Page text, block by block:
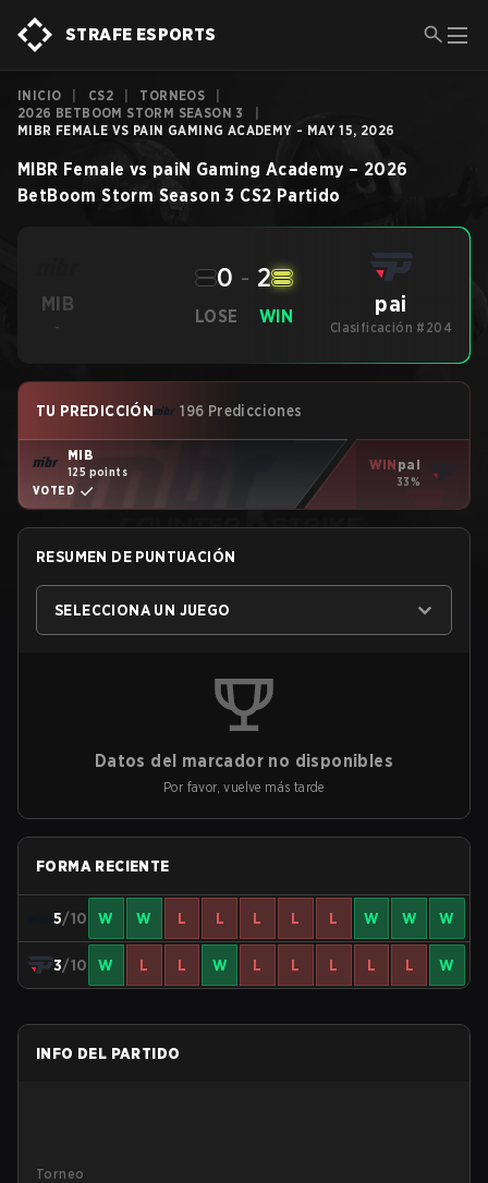
STRAFE ESPORTS
INICIO CS2 TORNEOS
2026 BETBOOM STORM SEASON 3
MIBR FEMALE VS PAIN GAMING ACADEMY - MAY 15, 2026
MIBR Female vs paiN Gaming Academy – 2026
BetBoom Storm Season 3 CS2 Partido
MIB
-
LOSE
0 - 2
WIN pai
Clasificación #204
TU PREDICCIÓN 196 Predicciones
MIB
125 points
VOTED
WIN pai
33%
RESUMEN DE PUNTUACIÓN
SELECCIONA UN JUEGO
Datos del marcador no disponibles
Por favor, vuelve más tarde
FORMA RECIENTE
5/10 W W L L L L L W W W
3/10 W L L W L L L L L W
INFO DEL PARTIDO
Torneo